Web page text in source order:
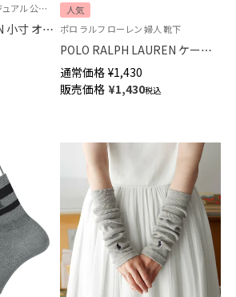
ランバン コレクション カジュアル 公式オンラインショップ 紳士 靴下
小寸 オー
ソック
ドル丈
人気
ポロ ラルフ ローレン 婦人 靴下
POLO RALPH LAUREN ケーブ
ル柄 ワンポイント ショート丈
ソックス オーガニックコットン
混 レディース 03207386
通常価格 ¥1,430
販売価格 ¥1,430税込